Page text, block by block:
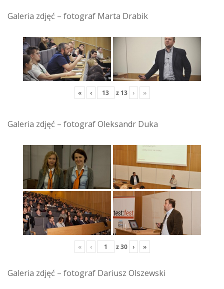
Galeria zdjęć – fotograf Marta Drabik
« ‹ z 13 › »
Galeria zdjęć – fotograf Oleksandr Duka
« ‹ z30 › »
Galeria zdjęć – fotograf Dariusz Olszewski